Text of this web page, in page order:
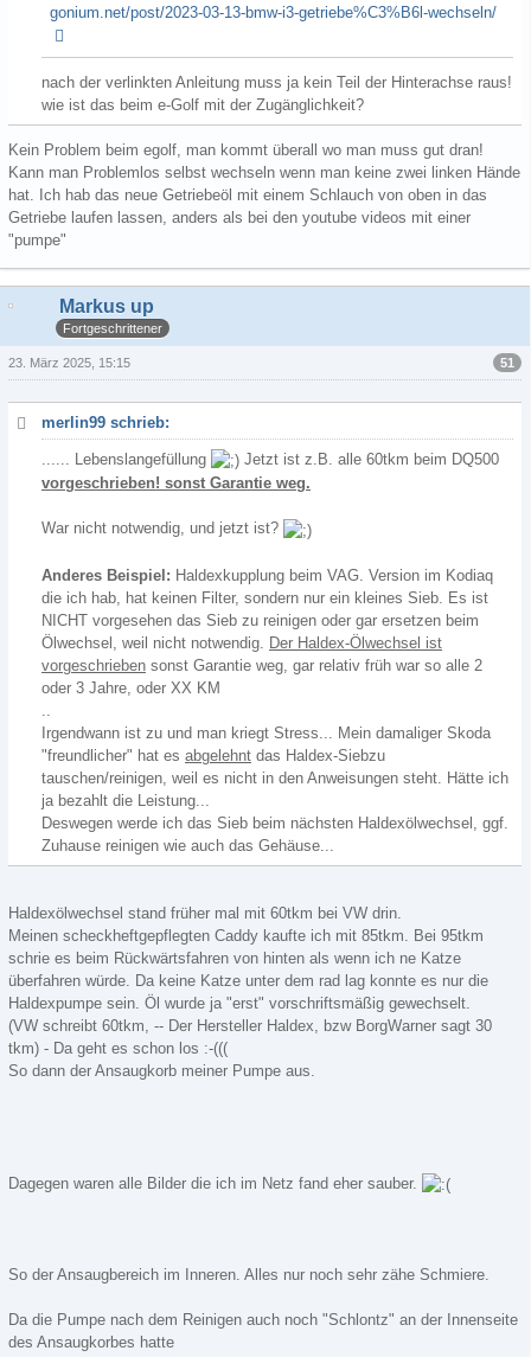
gonium.net/post/2023-03-13-bmw-i3-getriebe%C3%B6l-wechseln/
nach der verlinkten Anleitung muss ja kein Teil der Hinterachse raus!
wie ist das beim e-Golf mit der Zugänglichkeit?
Kein Problem beim egolf, man kommt überall wo man muss gut dran!
Kann man Problemlos selbst wechseln wenn man keine zwei linken Hände
hat. Ich hab das neue Getriebeöl mit einem Schlauch von oben in das
Getriebe laufen lassen, anders als bei den youtube videos mit einer
"pumpe"
Markus up
Fortgeschrittener
51
23. März 2025, 15:15
merlin99 schrieb:
...... Lebenslangefüllung
Jetzt ist z.B. alle 60tkm beim DQ500
vorgeschrieben! sonst Garantie weg.
War nicht notwendig, und jetzt ist?
Anderes Beispiel: Haldexkupplung beim VAG. Version im Kodiaq
die ich hab, hat keinen Filter, sondern nur ein kleines Sieb. Es ist
NICHT vorgesehen das Sieb zu reinigen oder gar ersetzen beim
Ölwechsel, weil nicht notwendig. Der Haldex-Ölwechsel ist
vorgeschrieben sonst Garantie weg, gar relativ früh war so alle 2
oder 3 Jahre, oder XX KM
Irgendwann ist zu und man kriegt Stress... Mein damaliger Skoda
"freundlicher" hat es abgelehnt das Haldex-Siebzu
tauschen/reinigen, weil es nicht in den Anweisungen steht. Hätte ich
ja bezahlt die Leistung...
Deswegen werde ich das Sieb beim nächsten Haldexölwechsel, ggf.
Zuhause reinigen wie auch das Gehäuse...
Haldexölwechsel stand früher mal mit 60tkm bei VW drin.
Meinen scheckheftgepflegten Caddy kaufte ich mit 85tkm. Bei 95tkm
schrie es beim Rückwärtsfahren von hinten als wenn ich ne Katze
überfahren würde. Da keine Katze unter dem rad lag konnte es nur die
Haldexpumpe sein. Öl wurde ja "erst" vorschriftsmäßig gewechselt.
(VW schreibt 60tkm, -- Der Hersteller Haldex, bzw BorgWarner sagt 30
tkm) - Da geht es schon los :-(((
So dann der Ansaugkorb meiner Pumpe aus.
Dagegen waren alle Bilder die ich im Netz fand eher sauber.
So der Ansaugbereich im Inneren. Alles nur noch sehr zähe Schmiere.
Da die Pumpe nach dem Reinigen auch noch "Schlontz" an der Innenseite
des Ansaugkorbes hatte